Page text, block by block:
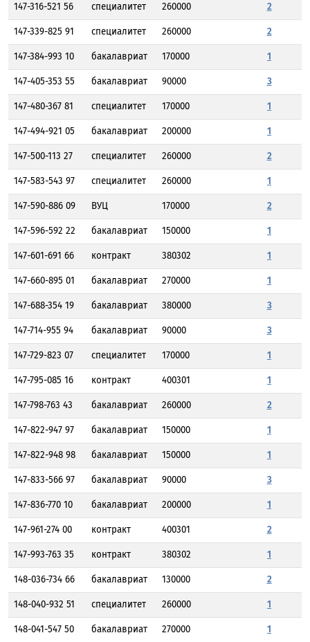
147-316-521 56 специалитет 260000 2
147-339-825 91 специалитет 260000 2
147-384-993 10 бакалавриат 170000 1
147-405-353 55 бакалавриат 90000 3
147-480-367 81 специалитет 170000 1
147-494-921 05 бакалавриат 200000 1
147-500-113 27 специалитет 260000 2
147-583-543 97 специалитет 260000 1
147-590-886 09 ВУЦ 170000 2
147-596-592 22 бакалавриат 150000 1
147-601-691 66 контракт 380302 1
147-660-895 01 бакалавриат 270000 1
147-688-354 19 бакалавриат 380000 3
147-714-955 94 бакалавриат 90000 3
147-729-823 07 специалитет 170000 1
147-795-085 16 контракт 400301 1
147-798-763 43 бакалавриат 260000 2
147-822-947 97 бакалавриат 150000 1
147-822-948 98 бакалавриат 150000 1
147-833-566 97 бакалавриат 90000 3
147-836-770 10 бакалавриат 200000 1
147-961-274 00 контракт 400301 2
147-993-763 35 контракт 380302 1
148-036-734 66 бакалавриат 130000 2
148-040-932 51 специалитет 260000 1
148-041-547 50 бакалавриат 270000 1